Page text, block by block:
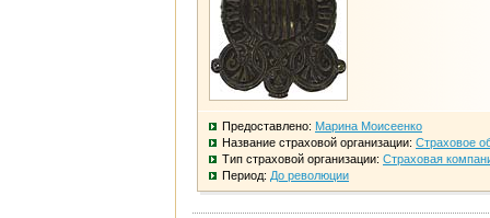
Предоставлено: Марина Моисеенко
Название страховой организации: Страховое
Тип страховой организации: Страховая
Период: До революции